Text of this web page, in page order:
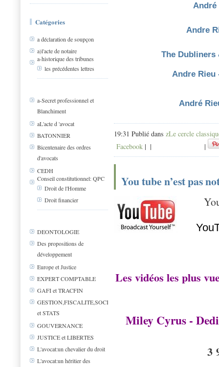
Catégories
a déclaration de soupçon
a)l'acte de notaire
a-historique des tribunes
les précédentes lettres
a-Secret professionnel et
Blanchiment
aL'acte d 'avocat
BATONNIER
Bicentenaire des ordres
d'avocats
CEDH
Conseil constitutionnel: QPC
Droit de l'Homme
Droit financier
DEONTOLOGIE
Des propositions de
développement
Europe et Justice
EXPERT COMPTABLE
GAFI et TRACFIN
GESTION,FISCALITE,SOCIAL
et STATS
GOUVERNANCE
JUSTICE et LIBERTES
L'avocat:un chevalier du droit
L'avocat:un héritier des
André
Andre
The Dubliners
Andre Rieu
André
19:31 Publié dans zLe cercle
Facebook | | |
You tube n’est pas
Les vidéos les plus
Miley Cyrus -
3